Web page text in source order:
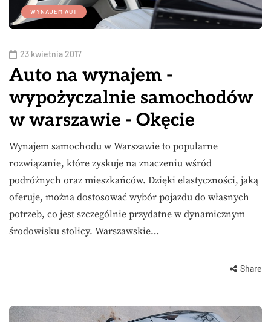
WYNAJEM AUT
23 kwietnia 2017
Auto na wynajem -
wypożyczalnie samochodów
w warszawie - Okęcie
Wynajem samochodu w Warszawie to popularne
rozwiązanie, które zyskuje na znaczeniu wśród
podróżnych oraz mieszkańców. Dzięki elastyczności, jaką
oferuje, można dostosować wybór pojazdu do własnych
potrzeb, co jest szczególnie przydatne w dynamicznym
środowisku stolicy. Warszawskie…
Share